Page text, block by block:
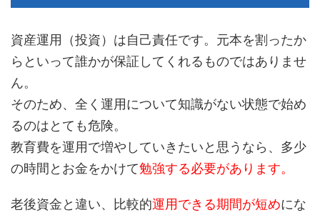
資産運用（投資）は自己責任です。元本を割ったか
らといって誰かが保証してくれるものではありませ
ん。
そのため、全く運用について知識がない状態で始め
るのはとても危険。
教育費を運用で増やしていきたいと思うなら、多少
の時間とお金をかけて勉強する必要があります。
老後資金と違い、比較的運用できる期間が短めにな